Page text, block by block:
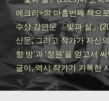
에크리>의 아홉번째 책으
수상 강연문 「빛과 실」
산문, 그리고 작가가 자신
향 방’과 ‘정원’을 얻고서
글이, 역시 작가가 기록한
과거가 현재를 도울 수 있는가
나를 둘러싼 모든 것이 미끄러
나를 둘러싼 모든 것이 미끄러
삶은 누구에게도 특별히 호의